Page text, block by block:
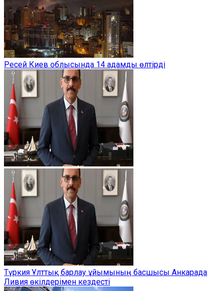
Ресей Киев облысында 14 адамды өлтірді
Түркия Ұлттық барлау ұйымының басшысы Анкарада
Ливия өкілдерімен кездесті